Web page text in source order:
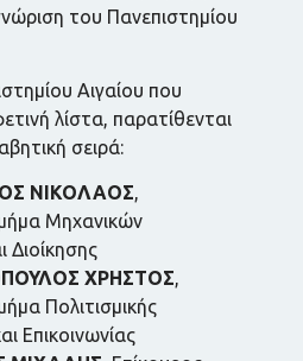
του Πανεπιστημίου
Αιγαίου που
λίστα, παρατίθενται
σειρά:
ΝΙΚΟΛΑΟΣ,
Μηχανικών
Διοίκησης
ΧΡΗΣΤΟΣ,
Πολιτισμικής
Επικοινωνίας